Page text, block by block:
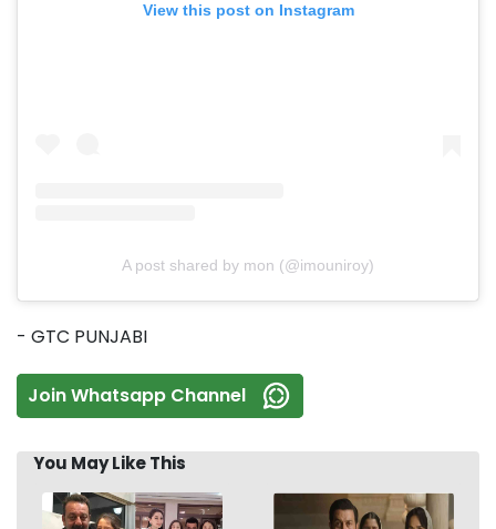
View this post on Instagram
A post shared by mon (@imouniroy)
- GTC PUNJABI
Join Whatsapp Channel
You May Like This